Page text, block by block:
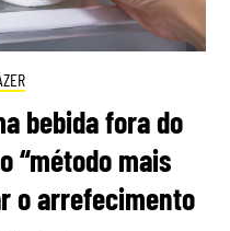
bebida fora do
“método mais
o arrefecimento